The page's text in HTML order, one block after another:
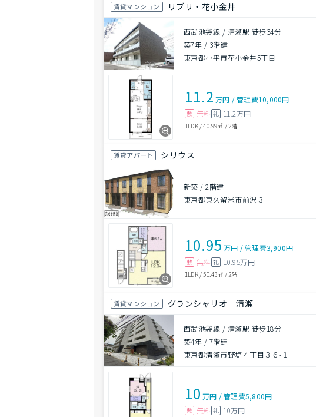
賃貸マンション リブリ・花小金井
西武池袋線 / 清瀬駅 徒歩34分
築7年 / 3階建
東京都小平市花小金井5丁目
11.2 万円 /管理費10,000円
敷 無料 礼 11.2万円
1LDK/40.99㎡ / 2階
賃貸アパート シリウス
新築 /2階建
東京都東久留米市前沢３
10.95 万円 /管理費3,900円
敷 無料 礼 10.95万円
1LDK/50.43㎡ / 2階
賃貸マンション グランシャリオ 清瀬
西武池袋線 / 清瀬駅 徒歩18分
築4年 / 7階建
東京都清瀬市野塩４丁目３６-１
10 万円 /管理費5,800円
敷 無料 礼 10万円